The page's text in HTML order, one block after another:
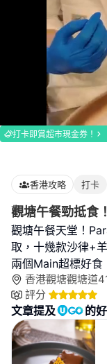
打卡即賞超市現金券！
香港攻略 打卡
觀塘午餐勁抵食
觀塘午餐天堂！
取，十幾款沙律+
兩個Main超標好食
香港觀塘觀塘道
評分
文章提及 的